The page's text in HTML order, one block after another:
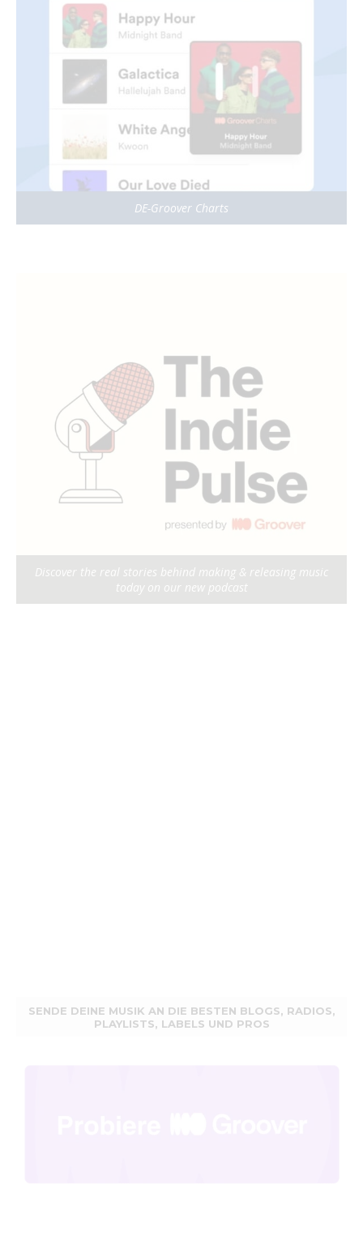
DE-Groover Charts
Discover the real stories behind making & releasing music
today on our new podcast
SENDE DEINE MUSIK AN DIE BESTEN BLOGS, RADIOS,
PLAYLISTS, LABELS UND PROS